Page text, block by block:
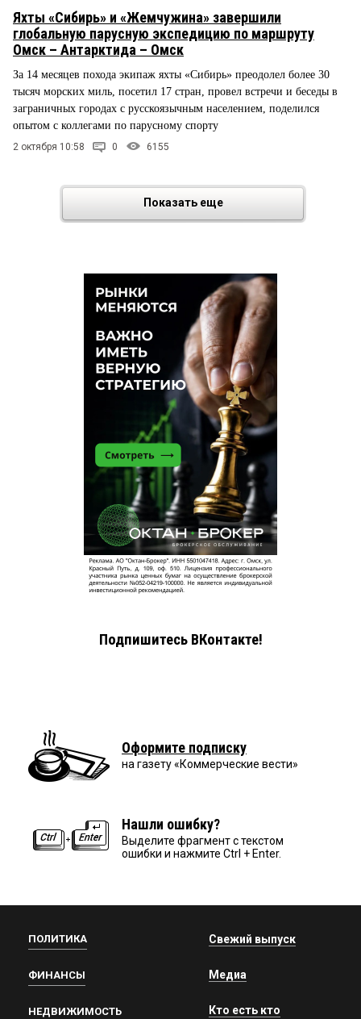
Яхты «Сибирь» и «Жемчужина» завершили
глобальную парусную экспедицию по маршруту
Омск – Антарктида – Омск
За 14 месяцев похода экипаж яхты «Сибирь» преодолел более 30
тысяч морских миль, посетил 17 стран, провел встречи и беседы в
заграничных городах с русскоязычным населением, поделился
опытом с коллегами по парусному спорту
2 октября 10:58 0 6155
Показать еще
Подпишитесь ВКонтакте!
Оформите подписку
на газету «Коммерческие вести»
Нашли ошибку?
Выделите фрагмент с текстом
ошибки и нажмите Ctrl + Enter.
ПОЛИТИКА
ФИНАНСЫ
НЕДВИЖИМОСТЬ
Свежий выпуск
Медиа
Кто есть кто